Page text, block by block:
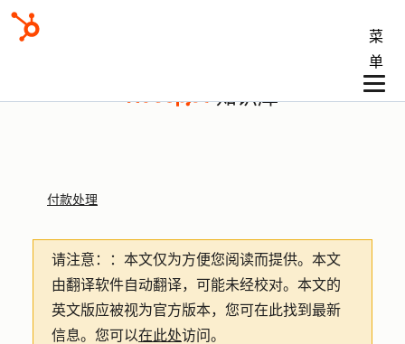
菜
单
知识库
付款处理
请注意： ：本文仅为方便您阅读而提供。 本文
由翻译软件自动翻译，可能未经校对。本文的
英文版应被视为官方版本，您可在此找到最新
信息。您可以在此处访问。